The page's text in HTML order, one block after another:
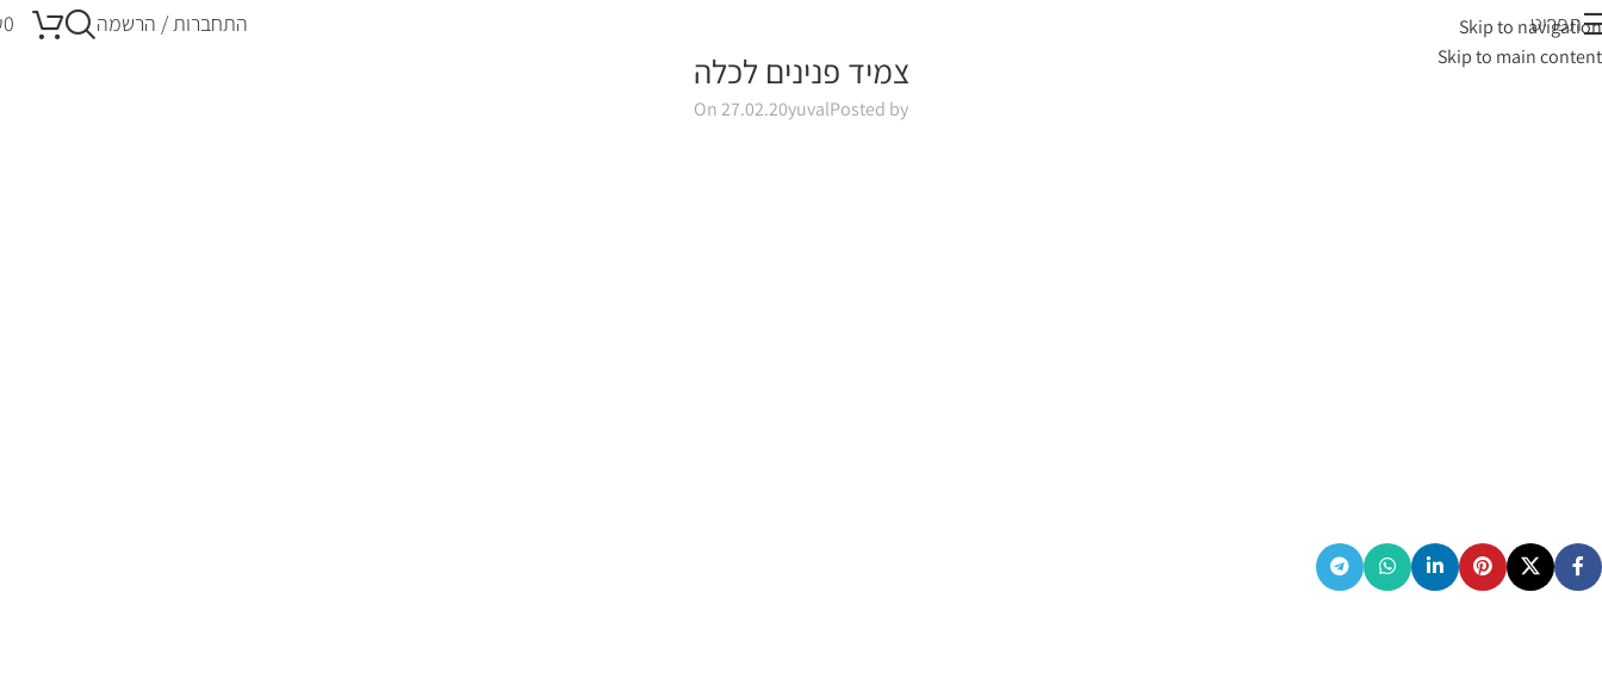
Skip to navigation
Skip to main content
תפריט התחברות / הרשמה 0
צמיד פנינים לכלה
Posted by
yuval
On 27.02.20